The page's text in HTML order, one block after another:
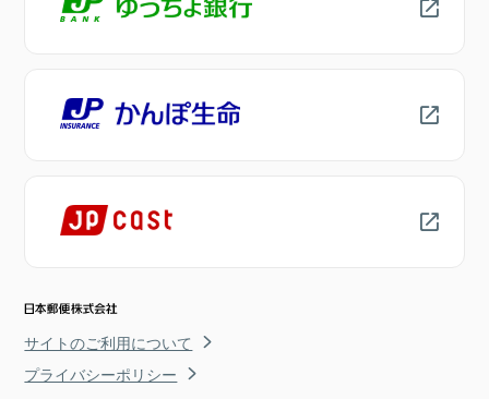
サイトのご利用について
プライバシーポリシー